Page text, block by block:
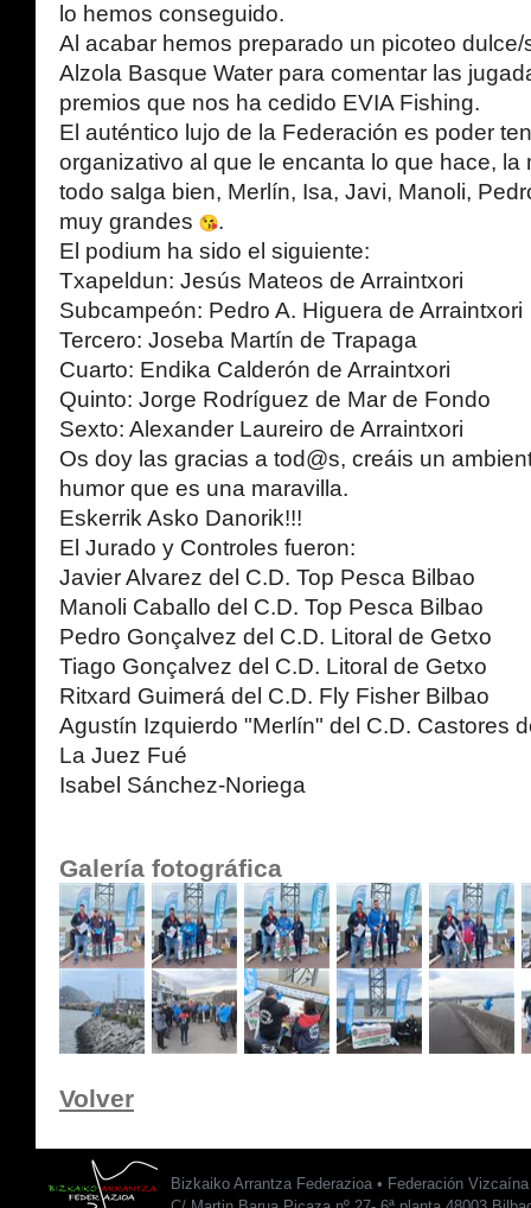
lo hemos conseguido.
Al acabar hemos preparado un picoteo
Alzola Basque Water para comentar las
premios que nos ha cedido EVIA Fishing.
El auténtico lujo de la Federación es poder
organizativo al que le encanta lo que hace, la
todo salga bien, Merlín, Isa, Javi, Manoli,
muy grandes
.
El podium ha sido el siguiente:
Txapeldun: Jesús Mateos de Arraintxori
Subcampeón: Pedro A. Higuera de Arraintxori
Tercero: Joseba Martín de Trapaga
Cuarto: Endika Calderón de Arraintxori
Quinto: Jorge Rodríguez de Mar de Fondo
Sexto: Alexander Laureiro de Arraintxori
Os doy las gracias a tod@s, creáis un
humor que es una maravilla.
Eskerrik Asko Danorik!!!
El Jurado y Controles fueron:
Javier Alvarez del C.D. Top Pesca Bilbao
Manoli Caballo del C.D. Top Pesca Bilbao
Pedro Gonçalvez del C.D. Litoral de Getxo
Tiago Gonçalvez del C.D. Litoral de Getxo
Ritxard Guimerá del C.D. Fly Fisher Bilbao
Agustín Izquierdo "Merlín" del C.D. Castores
La Juez Fué
Isabel Sánchez-Noriega
Galería fotográfica
Volver
Bizkaiko Arrantza Federazioa • Federación